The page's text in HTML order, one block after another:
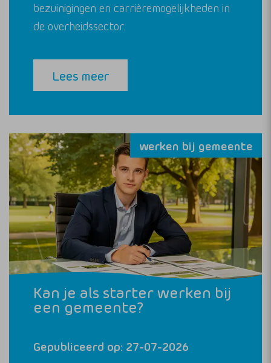
bezuinigingen en carrièremogelijkheden in
de overheidssector.
Lees meer
werken bij gemeente
Kan je als starter werken bij
een gemeente?
Gepubliceerd op: 27-07-2026